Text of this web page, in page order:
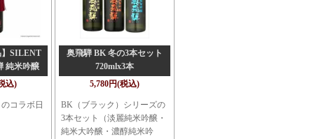
】SILENT
純米吟醸
込)
コラボ日
奥飛騨 BK 冬の3本セット
720mlx3本
5,780円(税込)
BK（ブラック）シリーズの
3本セット（淡麗純米吟醸・
純米大吟醸・濃醇純米吟